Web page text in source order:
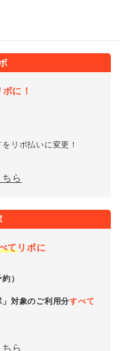
に！
リボ払いに変更！
ら
てリボに
）
」対象のご利用分すべて
ら